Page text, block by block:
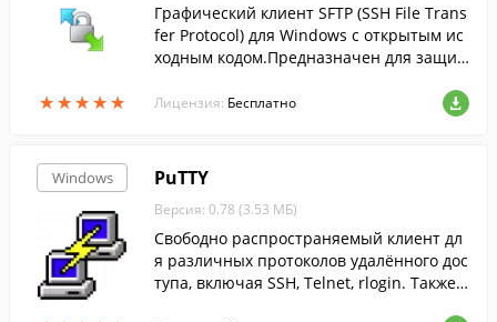
★★★★★
★★★★★
Графический клиент SFTP (SSH File Trans
fer Protocol) для Windows с открытым ис
ходным кодом.Предназначен для защи
мпьютером и серверами....
Лицензия: Бесплатно
Windows PuTTY
Версия: 0.78 (3.53 МБ)
Свободно распространяемый клиент дл
я различных протоколов удалённого дос
тупа, включая SSH, Telnet, rlogin. Также